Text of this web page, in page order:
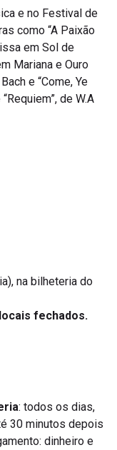
e no Festival de
como “A Paixão
em Sol de
Mariana e Ouro
e “Come, Ye
de W.A
na bilheteria do
fechados.
: todos os dias,
30 minutos depois
dinheiro e